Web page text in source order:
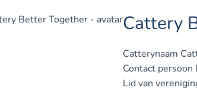
Cattery
Catterynaam
Contact persoon
Lid van